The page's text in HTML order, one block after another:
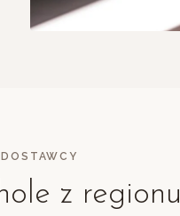
z regionu